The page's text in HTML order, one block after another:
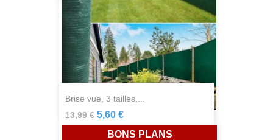
brise vue, 3 tailles,...
13,99 € 5,60 €
BONS PLANS